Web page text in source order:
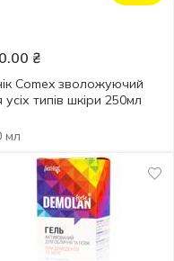
₴
Comex зволожуючий
усіх типів шкіри 250мл
мл